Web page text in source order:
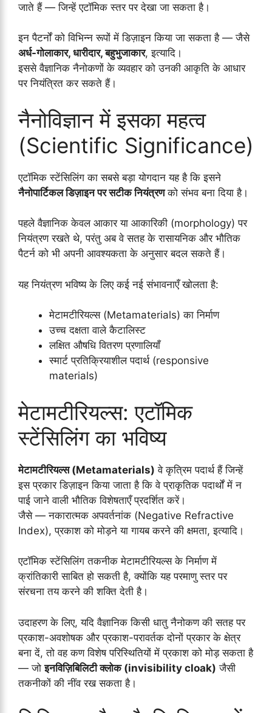
जाते हैं — जिन्हें एटॉमिक स्तर पर देखा जा सकता है।
इन पैटर्नों को विभिन्न रूपों में डिज़ाइन किया जा सकता है — जैसे
अर्ध-गोलाकार, धारीदार, बहुभुजाकार, इत्यादि।
इससे वैज्ञानिक नैनोकणों के व्यवहार को उनकी आकृति के आधार
पर नियंत्रित कर सकते हैं।
नैनोविज्ञान में इसका महत्व
(Scientific Significance)
एटॉमिक स्टेंसिलिंग का सबसे बड़ा योगदान यह है कि इसने
नैनोपार्टिकल डिज़ाइन पर सटीक नियंत्रणको संभव बना दिया है।
पहले वैज्ञानिक केवल आकार या आकारिकी (morphology) पर
नियंत्रण रखते थे, परंतु अब वे सतह के रासायनिक और भौतिक
पैटर्न को भी अपनी आवश्यकता के अनुसार बदल सकते हैं।
यह नियंत्रण भविष्य के लिए कई नई संभावनाएँ खोलता है:
मेटामटीरियल्स (Metamaterials) का निर्माण
उच्च दक्षता वाले कैटालिस्ट
लक्षित औषधि वितरण प्रणालियाँ
स्मार्ट प्रतिक्रियाशील पदार्थ (responsive
materials)
मेटामटीरियल्स: एटॉमिक
स्टेंसिलिंग का भविष्य
मेटामटीरियल्स (Metamaterials) वे कृत्रिम पदार्थ हैं जिन्हें
इस प्रकार डिज़ाइन किया जाता है कि वे प्राकृतिक पदार्थों में न
पाई जाने वाली भौतिक विशेषताएँ प्रदर्शित करें।
जैसे — नकारात्मक अपवर्तनांक (Negative Refractive
Index), प्रकाश को मोड़ने या गायब करने की क्षमता, इत्यादि।
एटॉमिक स्टेंसिलिंग तकनीक मेटामटीरियल्स के निर्माण में
क्रांतिकारी साबित हो सकती है, क्योंकि यह परमाणु स्तर पर
संरचना तय करने की शक्ति देती है।
उदाहरण के लिए, यदि वैज्ञानिक किसी धातु नैनोकण की सतह पर
प्रकाश-अवशोषक और प्रकाश-परावर्तक दोनों प्रकार के क्षेत्र
बना दें, तो वह कण विशेष परिस्थितियों में प्रकाश को मोड़ सकता है
— जोइनविज़िबिलिटी क्लोक (invisibility cloak) जैसी
तकनीकों की नींव रख सकता है।